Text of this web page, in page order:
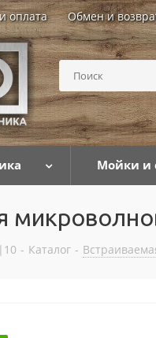
оплата Обмен и
Мойки и
- Каталог -